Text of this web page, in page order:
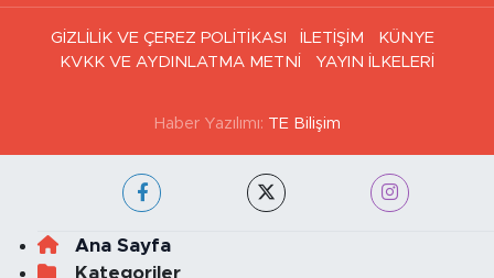
GİZLİLİK VE ÇEREZ POLİTİKASI İLETİŞİM
KÜNYE
KVKK VE AYDINLATMA METNİ
YAYIN İLKELERİ
Haber Yazılımı: TE Bilişim
Ana Sayfa
Kategoriler